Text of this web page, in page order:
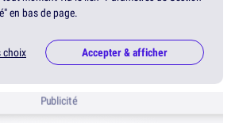
en bas de page.
choix Accepter & afficher
Publicité